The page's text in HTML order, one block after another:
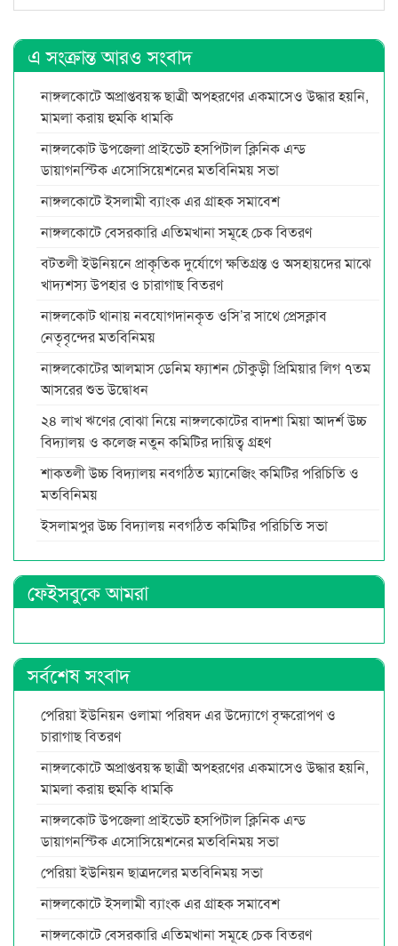
এ সংক্রান্ত আরও সংবাদ
নাঙ্গলকোটে অপ্রাপ্তবয়স্ক ছাত্রী অপহরণের একমাসেও উদ্ধার হয়নি,
মামলা করায় হুমকি ধামকি
নাঙ্গলকোট উপজেলা প্রাইভেট হসপিটাল ক্লিনিক এন্ড
ডায়াগনস্টিক এসোসিয়েশনের মতবিনিময় সভা
নাঙ্গলকোটে ইসলামী ব্যাংক এর গ্রাহক সমাবেশ
নাঙ্গলকোটে বেসরকারি এতিমখানা সমূহে চেক বিতরণ
বটতলী ইউনিয়নে প্রাকৃতিক দুর্যোগে ক্ষতিগ্রস্ত ও অসহায়দের মাঝে
খাদ্যশস্য উপহার ও চারাগাছ বিতরণ
নাঙ্গলকোট থানায় নবযোগদানকৃত ওসি’র সাথে প্রেসক্লাব
নেতৃবৃন্দের মতবিনিময়
নাঙ্গলকোটের আলমাস ডেনিম ফ্যাশন চৌকুড়ী প্রিমিয়ার লিগ ৭তম
আসরের শুভ উদ্বোধন
২৪ লাখ ঋণের বোঝা নিয়ে নাঙ্গলকোটের বাদশা মিয়া আদর্শ উচ্চ
বিদ্যালয় ও কলেজ নতুন কমিটির দায়িত্ব গ্রহণ
শাকতলী উচ্চ বিদ্যালয় নবগঠিত ম্যানেজিং কমিটির পরিচিতি ও
মতবিনিময়
ইসলামপুর উচ্চ বিদ্যালয় নবগঠিত কমিটির পরিচিতি সভা
ফেইসবুকে আমরা
সর্বশেষ সংবাদ
পেরিয়া ইউনিয়ন ওলামা পরিষদ এর উদ্যোগে বৃক্ষরোপণ ও
চারাগাছ বিতরণ
নাঙ্গলকোটে অপ্রাপ্তবয়স্ক ছাত্রী অপহরণের একমাসেও উদ্ধার হয়নি,
মামলা করায় হুমকি ধামকি
নাঙ্গলকোট উপজেলা প্রাইভেট হসপিটাল ক্লিনিক এন্ড
ডায়াগনস্টিক এসোসিয়েশনের মতবিনিময় সভা
পেরিয়া ইউনিয়ন ছাত্রদলের মতবিনিময় সভা
নাঙ্গলকোটে ইসলামী ব্যাংক এর গ্রাহক সমাবেশ
নাঙ্গলকোটে বেসরকারি এতিমখানা সমূহে চেক বিতরণ